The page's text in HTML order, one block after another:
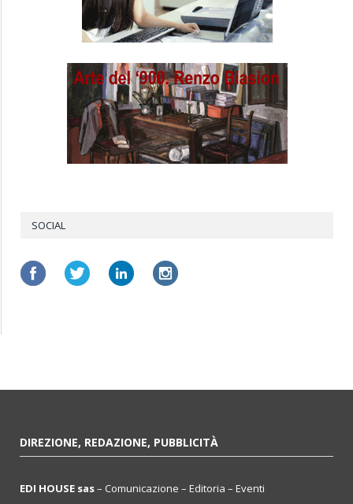
SOCIAL
DIREZIONE, REDAZIONE, PUBBLICITÀ
EDI HOUSE sas– Comunicazione – Editoria – Eventi